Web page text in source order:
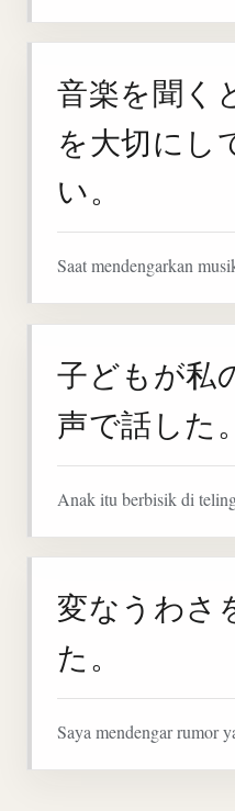
音楽を聞く
を大切にし
い。
Saat mendengarkan
子どもが私
声で話した。
Anak itu berbisik di
変なうわさ
た。
Saya mendengar rumor